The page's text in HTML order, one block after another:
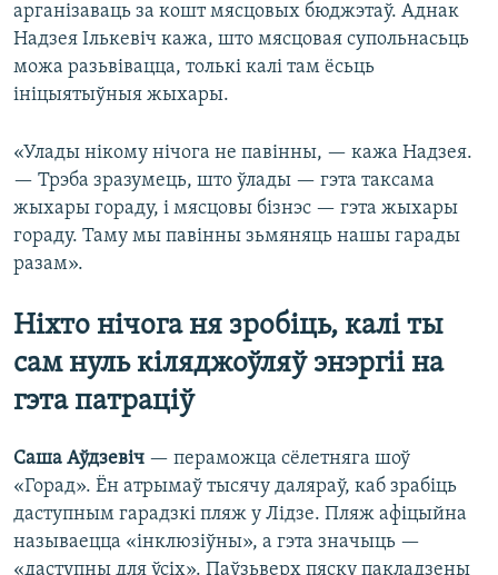
арганізаваць за кошт мясцовых бюджэтаў. Аднак
Надзея Ількевіч кажа, што мясцовая супольнасьць
можа разьвівацца, толькі калі там ёсьць
ініцыятыўныя жыхары.
«Улады нікому нічога не павінны, — кажа Надзея.
— Трэба зразумець, што ўлады — гэта таксама
жыхары гораду, і мясцовы бізнэс — гэта жыхары
гораду. Таму мы павінны зьмяняць нашы гарады
разам».
Ніхто нічога ня зробіць, калі ты
сам нуль кіляджоўляў энэргіі на
гэта патраціў
Саша Аўдзевіч — пераможца сёлетняга шоў
«Горад». Ён атрымаў тысячу даляраў, каб зрабіць
даступным гарадзкі пляж у Лідзе. Пляж афіцыйна
называецца «інклюзіўны», а гэта значыць —
«даступны для ўсіх». Паўзьверх пяску пакладзены